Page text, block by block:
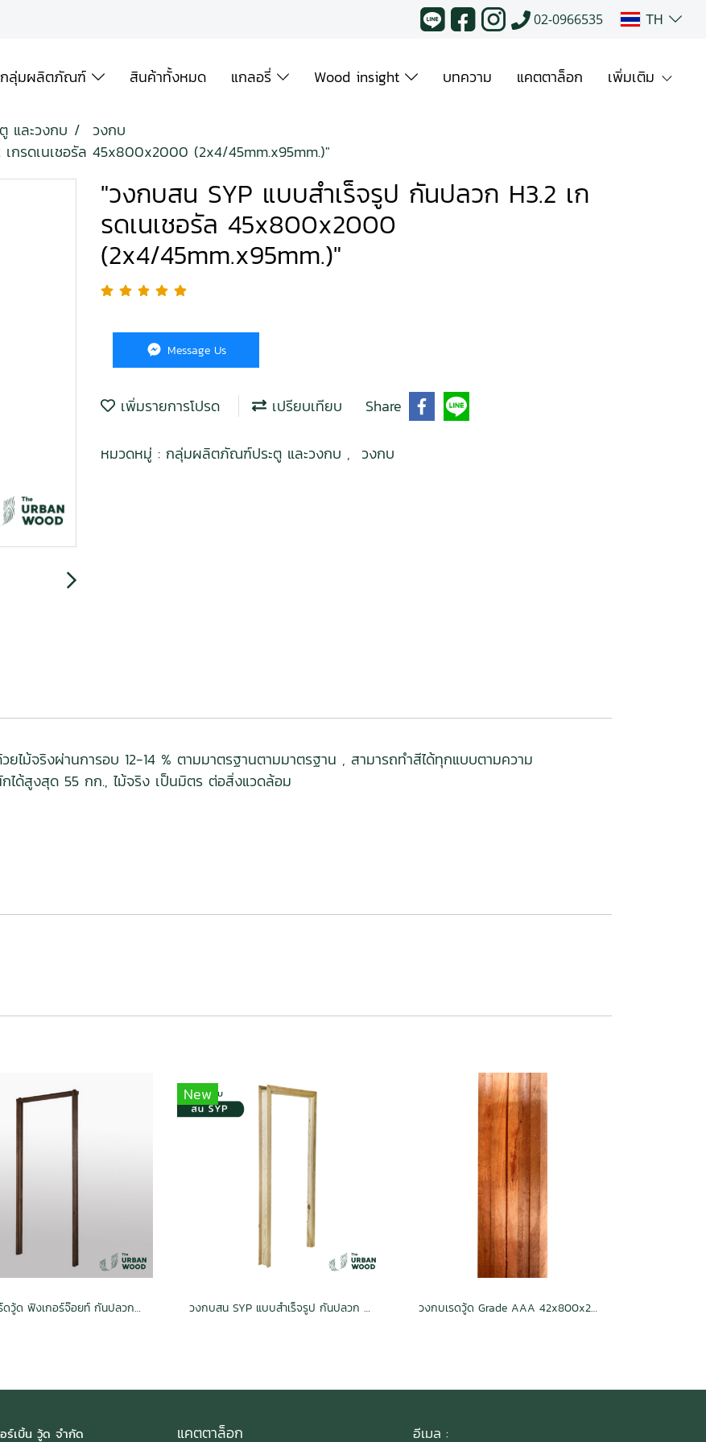
02-0966535 TH
กลุ่มผลิตภัณฑ์ สินค้าทั้งหมด แกลอรี่ Wood insight บทความ แคตตาล็อก เพิ่มเติม
และวงกบ
วงกบ
กรดเนเชอรัล 45x800x2000 (2x4/45mm.x95mm.)"
"วงกบสน SYP แบบสำเร็จรูป กันปลวก H3.2 เก
รดเนเชอรัล 45x800x2000
(2x4/45mm.x95mm.)"
Message Us
เพิ่มรายการโปรด เปรียบเทียบ Share
หมวดหมู่ : กลุ่มผลิตภัณฑ์ประตู และวงกบ , วงกบ
ไม้จริงผ่านการอบ 12-14 % ตามมาตรฐานตามมาตรฐาน , สามารถทำสีได้ทุกแบบตามความ
ได้สูงสุด 55 กก., ไม้จริง เป็นมิตร ต่อสิ่งแวดล้อม
วงกบฮาร์ดวู้ด ฟิงเกอร์จ๊อยท์ กันปลวก H3.2 สีไม้แดง 42x900x2000 (2x4/42mm.x92mm.)
New
วงกบสน SYP แบบสำเร็จรูป กันปลวก H3.2 เกรดเนเชอรัล 45x800x2000 (2x4/45mm.x95mm.) วงกบเรดวู้ด Grade AAA 42x800x2000 (2x4/42mm.x92mm.)
ร์เบิ้น วู้ด จำกัด แคตตาล็อก อีเมล :